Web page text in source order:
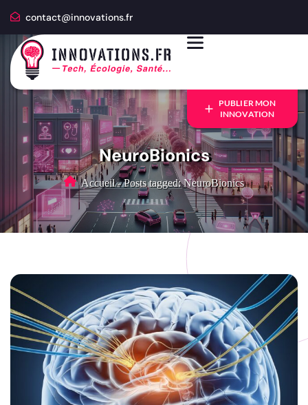
contact@innovations.fr
PUBLIER MON
INNOVATION
NeuroBionics
Accueil - Posts tagged: NeuroBionics